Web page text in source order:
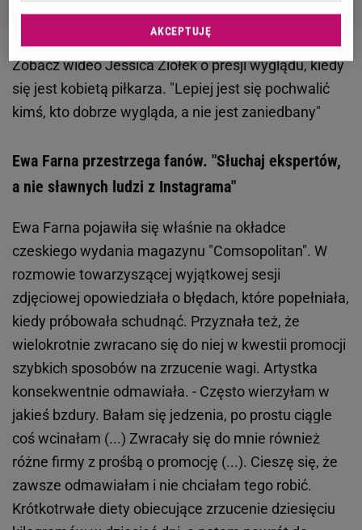
Zobacz wideoJessica Ziółek o presji wyglądu, kiedy
się jest kobietą piłkarza. "Lepiej jest się pochwalić
kimś, kto dobrze wygląda, a nie jest zaniedbany"
Ewa Farna przestrzega fanów. "Słuchaj ekspertów,
a nie sławnych ludzi z Instagrama"
Ewa Farna pojawiła się właśnie na okładce
czeskiego wydania magazynu "Comsopolitan". W
rozmowie towarzyszącej wyjątkowej sesji
zdjęciowej opowiedziała o błędach, które popełniała,
kiedy próbowała schudnąć. Przyznała też, że
wielokrotnie zwracano się do niej w kwestii promocji
szybkich sposobów na zrzucenie wagi. Artystka
konsekwentnie odmawiała. - Często wierzyłam w
jakieś bzdury. Bałam się jedzenia, po prostu ciągle
coś wcinałam (...) Zwracały się do mnie również
różne firmy z prośbą o promocję (...). Cieszę się, że
zawsze odmawiałam i nie chciałam tego robić.
Krótkotrwałe diety obiecujące zrzucenie dziesięciu
AKCEPTUJĘ